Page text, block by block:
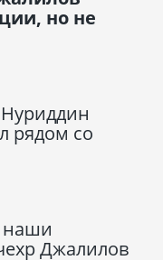
но не
рядом со
наши
Джалилов